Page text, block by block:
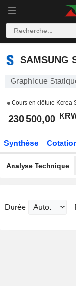
SAMSUNG
Graphique
Cours en clôture Korea
230 500,00
Synthèse
Analyse Technique
Durée